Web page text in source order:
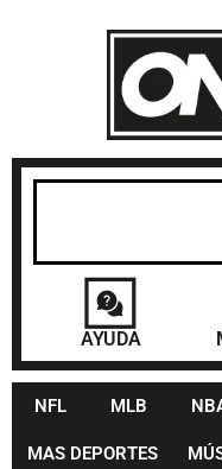
AYUDA
NFL MLB
MAS DEPORTES